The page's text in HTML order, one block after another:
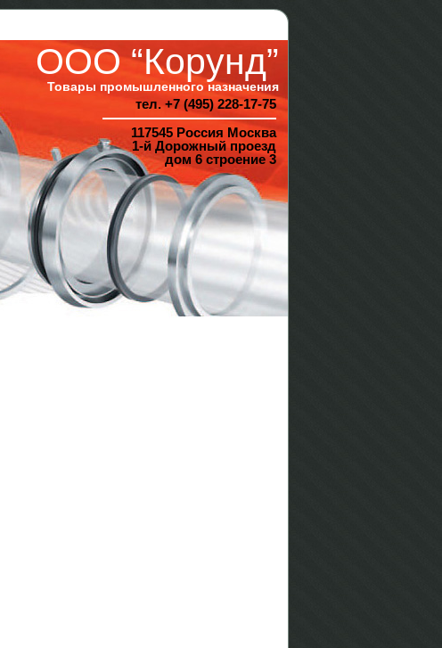
ООО “Корунд”
Товары промышленного назначения
тел. +7 (495) 228-17-75
117545 Россия Москва
1-й Дорожный проезд
дом 6 строение 3